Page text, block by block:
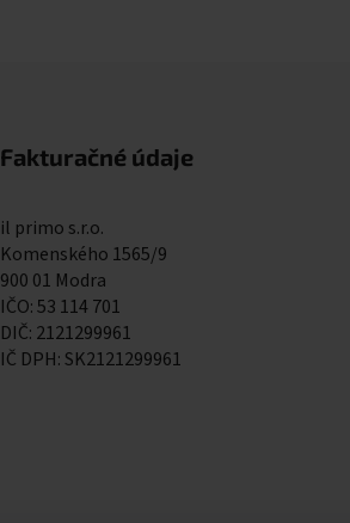
Fakturačné údaje
il primo s.r.o.
Komenského 1565/9
900 01 Modra
IČO: 53 114 701
DIČ: 2121299961
IČ DPH: SK2121299961